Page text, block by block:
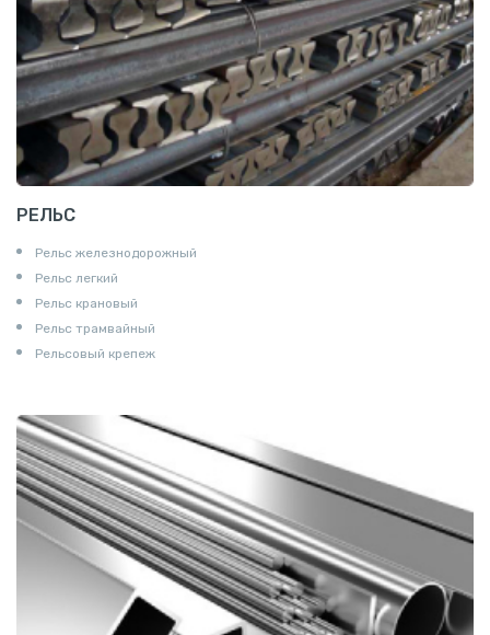
РЕЛЬС
Рельс железнодорожный
Рельс легкий
Рельс крановый
Рельс трамвайный
Рельсовый крепеж